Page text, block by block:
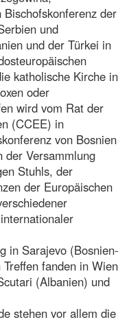
der
und
und der Türkei in
katholische Kirche in
oder
wird vom Rat der
(CCEE) in
von Bosnien
der Versammlung
Stuhls, der
der Europäischen
in Sarajevo (Bosnien-
fanden in Wien
(Albanien) und
stehen vor allem die